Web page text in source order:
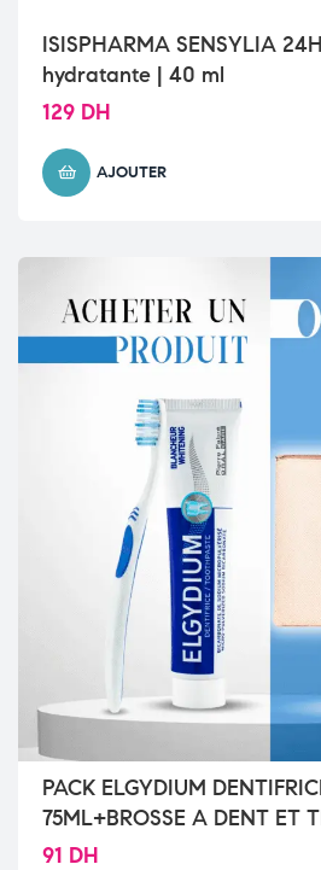
ISISPHARMA SENSYLIA
hydratante | 40 ml
129 DH
AJOUTER
PACK ELGYDIUM
75ML+BROSSE A DENT ET
91 DH